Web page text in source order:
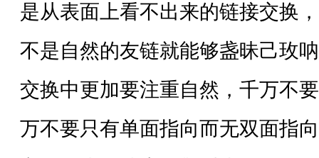
是从表面上看不出来的链接交换
不是自然的友链就能够盏昧己玫
交换中更加要注重自然，千万不
万不要只有单面指向而无双面指